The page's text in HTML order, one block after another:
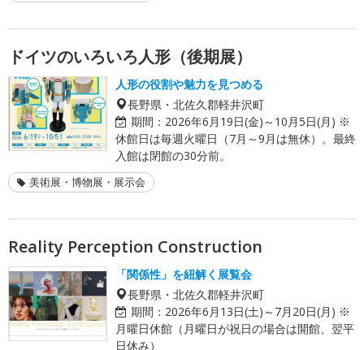
ドイツのいろいろ人形（後期展）
人形の役割や魅力を見つめる
長野県・北佐久郡軽井沢町
期間： 2026年6月19日(金)～10月5日(月) ※
休館日は毎週火曜日（7月～9月は無休）。最終
入館は閉館の30分前。
美術展・博物展・展示会
Reality Perception Construction
「関係性」を紐解く展覧会
長野県・北佐久郡軽井沢町
期間： 2026年6月13日(土)～7月20日(月) ※
月曜日休館（月曜日が祝日の場合は開館、翌平
日休み）